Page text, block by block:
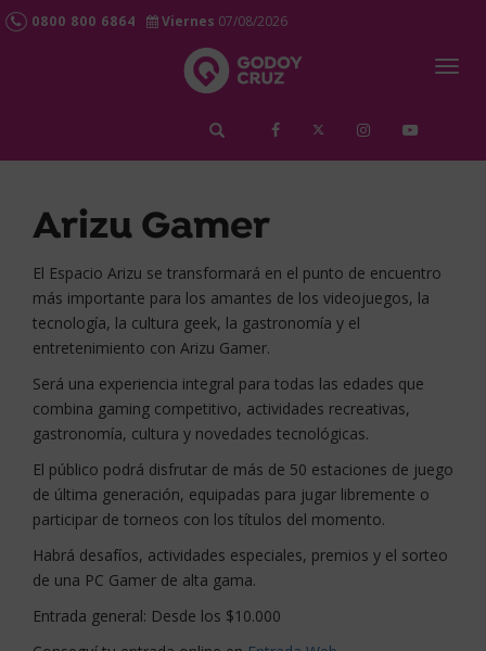
0800 800 6864 Viernes 07/08/2026
Arizu Gamer
El Espacio Arizu se transformará en el punto de encuentro
más importante para los amantes de los videojuegos, la
tecnología, la cultura geek, la gastronomía y el
entretenimiento con Arizu Gamer.
Será una experiencia integral para todas las edades que
combina gaming competitivo, actividades recreativas,
gastronomía, cultura y novedades tecnológicas.
El público podrá disfrutar de más de 50 estaciones de juego
de última generación, equipadas para jugar libremente o
participar de torneos con los títulos del momento.
Habrá desafíos, actividades especiales, premios y el sorteo
de una PC Gamer de alta gama.
Entrada general: Desde los $10.000